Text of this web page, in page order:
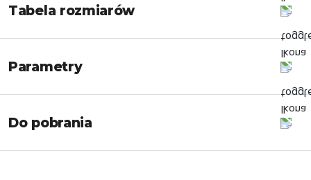
Tabela rozmiarów
Parametry
Do pobrania